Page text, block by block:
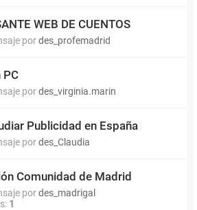
WEB DE CUENTOS
pordes_profemadrid
PC
pordes_virginia.marin
Publicidad en España
pordes_Claudia
Comunidad de Madrid
pordes_madrigal
1